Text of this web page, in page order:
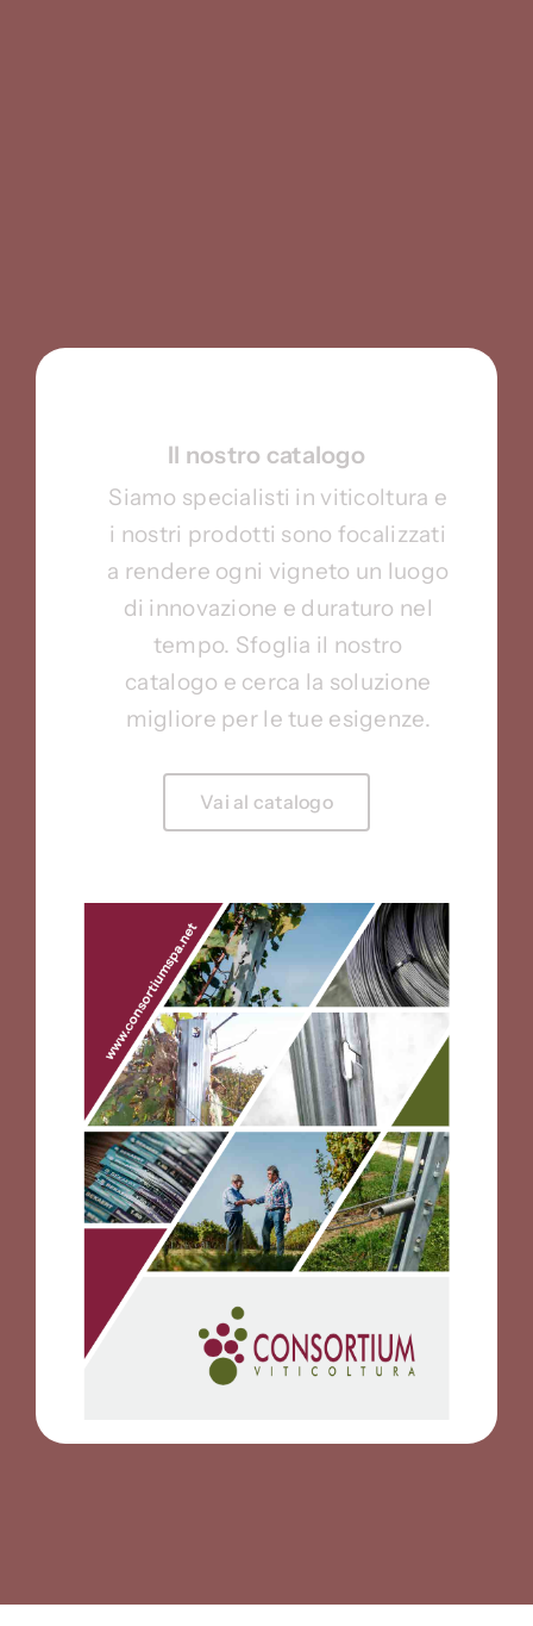
Il nostro catalogo
Siamo specialisti in viticoltura e
i nostri prodotti sono focalizzati
a rendere ogni vigneto un luogo
di innovazione e duraturo nel
tempo. Sfoglia il nostro
catalogo e cerca la soluzione
migliore per le tue esigenze.
Vai al catalogo